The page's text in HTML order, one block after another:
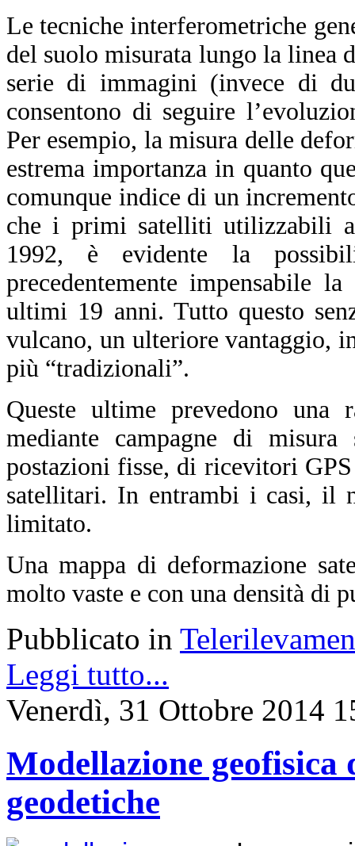
Le tecniche interferometriche
del suolo misurata lungo la linea
serie di immagini (invece di
consentono di seguire
Per esempio, la misura delle
estrema importanza in quanto
comunque indice di un
che i primi satelliti utilizzabili
1992, è evidente la
precedentemente impensabile
ultimi 19 anni. Tutto questo
vulcano, un ulteriore vantaggio,
più “tradizionali”.
Queste ultime prevedono una
mediante campagne di
postazioni fisse, di ricevitori
satellitari. In entrambi i casi, il
limitato.
Una mappa di deformazione
molto vaste e con una densità di
Pubblicato in
Leggi tutto...
Venerdì, 31 Ottobre 2014
Modellazione
geodetiche